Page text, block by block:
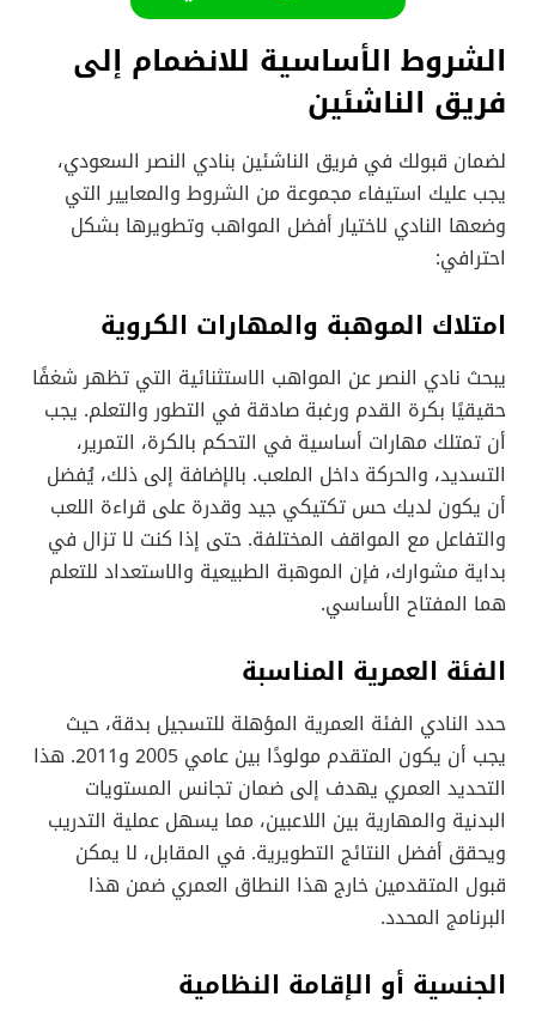
الشروط الأساسية للانضمام إلى
فريق الناشئين
لضمان قبولك في فريق الناشئين بنادي النصر السعودي،
يجب عليك استيفاء مجموعة من الشروط والمعايير التي
وضعها النادي لاختيار أفضل المواهب وتطويرها بشكل
احترافي:
امتلاك الموهبة والمهارات الكروية
يبحث نادي النصر عن المواهب الاستثنائية التي تظهر شغفًا
حقيقيًا بكرة القدم ورغبة صادقة في التطور والتعلم. يجب
أن تمتلك مهارات أساسية في التحكم بالكرة، التمرير،
التسديد، والحركة داخل الملعب. بالإضافة إلى ذلك، يُفضل
أن يكون لديك حس تكتيكي جيد وقدرة على قراءة اللعب
والتفاعل مع المواقف المختلفة. حتى إذا كنت لا تزال في
بداية مشوارك، فإن الموهبة الطبيعية والاستعداد للتعلم
هما المفتاح الأساسي.
الفئة العمرية المناسبة
حدد النادي الفئة العمرية المؤهلة للتسجيل بدقة، حيث
يجب أن يكون المتقدم مولودًا بين عامي 2005 و2011. هذا
التحديد العمري يهدف إلى ضمان تجانس المستويات
البدنية والمهارية بين اللاعبين، مما يسهل عملية التدريب
ويحقق أفضل النتائج التطويرية. في المقابل، لا يمكن
قبول المتقدمين خارج هذا النطاق العمري ضمن هذا
البرنامج المحدد.
الجنسية أو الإقامة النظامية